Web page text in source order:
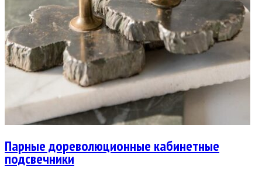
Парные дореволюционные кабинетные
подсвечники